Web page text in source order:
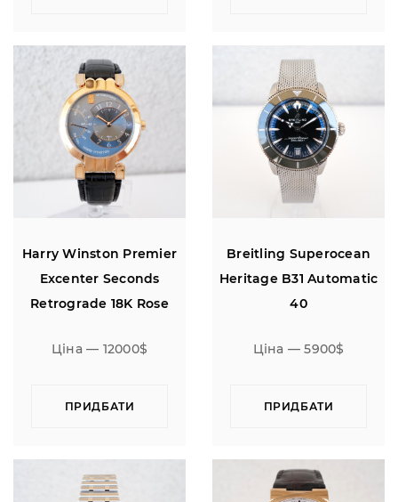
Harry Winston Premier
Excenter Seconds
Retrograde 18K Rose
Ціна — 12000$
ПРИДБАТИ
Breitling Superocean
Heritage B31 Automatic
40
Ціна — 5900$
ПРИДБАТИ